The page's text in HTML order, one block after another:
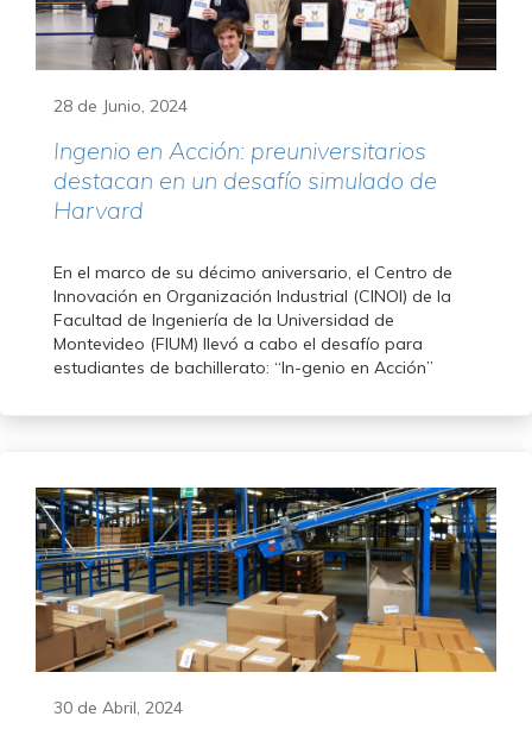
28 de Junio, 2024
Ingenio en Acción: preuniversitarios
destacan en un desafío simulado de
Harvard
En el marco de su décimo aniversario, el Centro de
Innovación en Organización Industrial (CINOI) de la
Facultad de Ingeniería de la Universidad de
Montevideo (FIUM) llevó a cabo el desafío para
estudiantes de bachillerato: “In-genio en Acción”
30 de Abril, 2024